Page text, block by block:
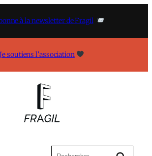
à la newsletter de Fragil
Je soutiens l’association